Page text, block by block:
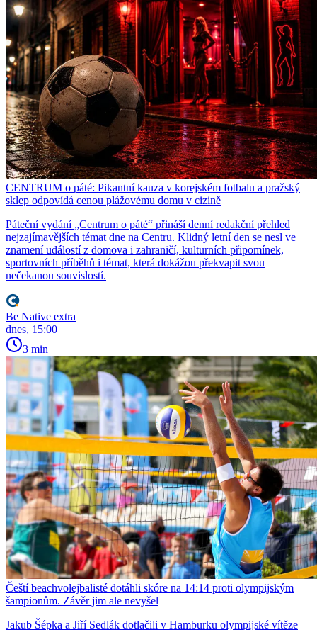
CENTRUM o páté: Pikantní kauza v korejském fotbalu a pražský
sklep odpovídá cenou plážovému domu v cizině
Páteční vydání „Centrum o páté“ přináší denní redakční přehled
nejzajímavějších témat dne na Centru. Klidný letní den se nesl ve
znamení událostí z domova i zahraničí, kulturních připomínek,
sportovních příběhů i témat, která dokážou překvapit svou
nečekanou souvislostí.
Be Native extra
dnes, 15:00
3 min
Čeští beachvolejbalisté dotáhli skóre na 14:14 proti olympijským
šampionům. Závěr jim ale nevyšel
Jakub Šépka a Jiří Sedlák dotlačili v Hamburku olympijské vítěze